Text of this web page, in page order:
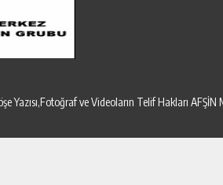
Yazısı,Fotoğraf ve Videoların Telif Hakları